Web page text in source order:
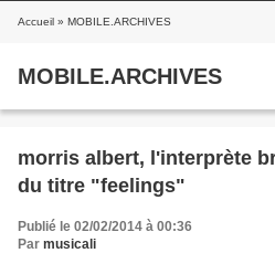
Accueil » MOBILE.ARCHIVES
MOBILE.ARCHIVES
morris albert, l'interprète
du titre "feelings"
Publié le 02/02/2014 à 00:36
Par musicali